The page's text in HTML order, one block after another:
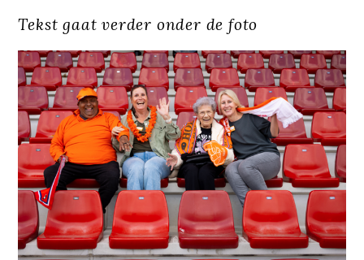
Tekst gaat verder onder de foto